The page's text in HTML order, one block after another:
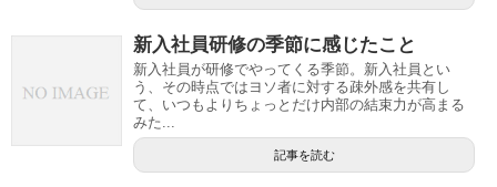
新入社員研修の季節に感じたこと
新入社員が研修でやってくる季節。新入社員とい
う、その時点ではヨソ者に対する疎外感を共有し
て、いつもよりちょっとだけ内部の結束力が高まる
みた...
記事を読む